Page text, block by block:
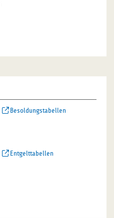
Besoldungstabellen
Entgelttabellen